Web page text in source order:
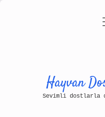
Gizlilik
Hayvan
Sevimli